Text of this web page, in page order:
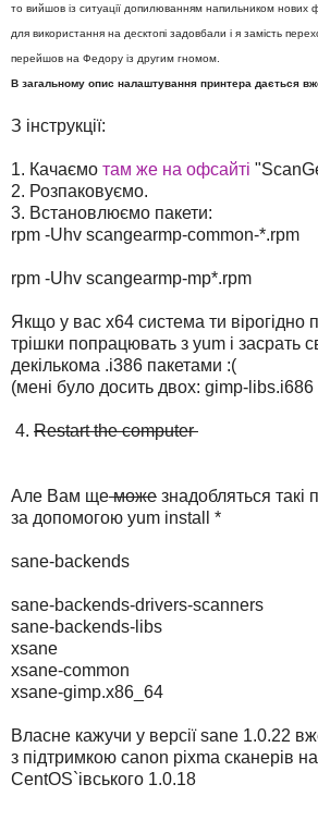
то вийшов із ситуації допилюванням напильником нових
для використання на десктопі задовбали і я замість
перейшов на Федору із другим гномом.
В загальному опис налаштування принтера дається
З інструкції:
1. Качаємо там же на офсайті
2. Розпаковуємо.
3. Встановлюємо пакети:
rpm -Uhv scangearmp-common-*.rpm
rpm -Uhv scangearmp-mp*.rpm
Якщо у вас х64 система ти вірогідно
трішки попрацювать з yum і засрать
декількома .i386 пакетами :(
(мені було досить двох: gimp-
4. Restart the computer
Але Вам щеможе знадобляться такі
за допомогою yum install *
sane-backends
sane-backends-drivers-scanners
sane-backends-libs
xsane
xsane-common
xsane-gimp.x86_64
Власне кажучи у версії sane 1.0.22
з підтримкою canon pixma сканерів на
CentOS`івського 1.0.18